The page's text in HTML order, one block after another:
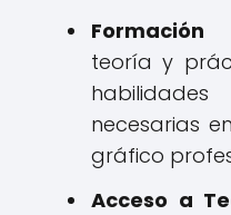
Formación
teoría y
necesarias
gráfico
Acceso a